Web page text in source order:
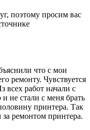
поэтому просим вас
что с мои
ремонту. Чувствуется
всех работ начали с
не стали с меня брать
принтера. Так
ремонтом принтера.